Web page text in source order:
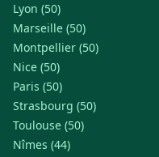
Lyon (50)
Marseille (50)
Montpellier (50)
Nice (50)
Paris (50)
Strasbourg (50)
Toulouse (50)
Nîmes (44)